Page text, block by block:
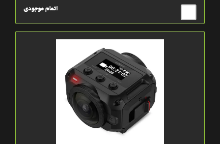
اتمام موجودی